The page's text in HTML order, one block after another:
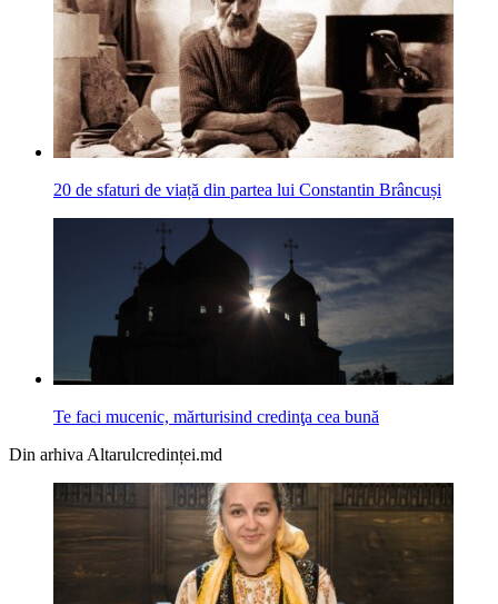
20 de sfaturi de viață din partea lui Constantin Brâncuși
Te faci mucenic, mărturisind credinţa cea bună
Din arhiva Altarulcredinței.md